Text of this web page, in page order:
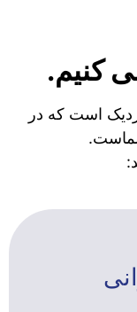
کنیم.
است که در